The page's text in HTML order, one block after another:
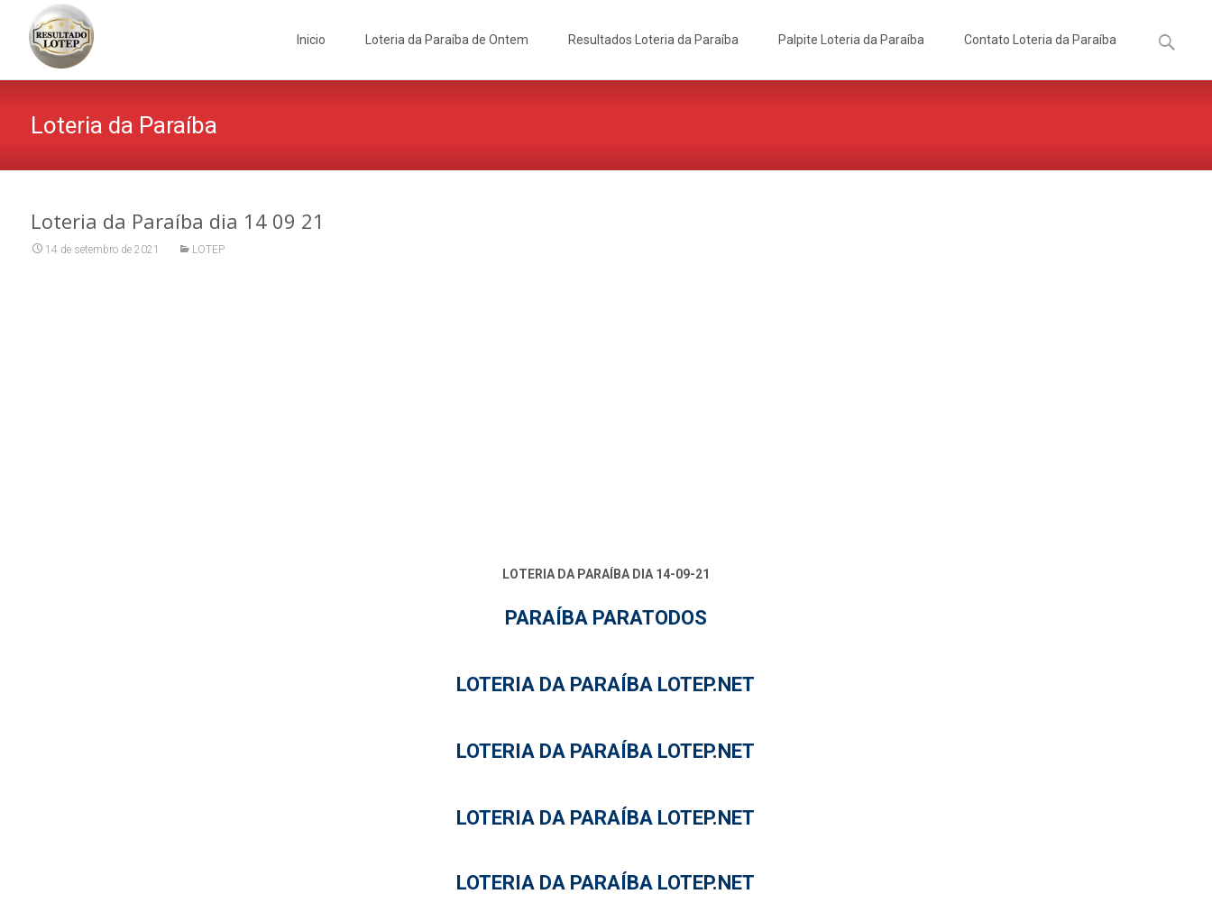
Inicio Loteria da Paraíba de Ontem Resultados Loteria da Paraíba Palpite Loteria da Paraíba Contato Loteria da Paraíba
por:
Loteria da Paraíba
Loteria da Paraíba dia 14 09 21
14 de setembro de 2021 LOTEP
LOTERIA DA PARAÍBA DIA 14-09-21
PARAÍBA PARATODOS
LOTERIA DA PARAÍBA LOTEP.NET
LOTERIA DA PARAÍBA LOTEP.NET
LOTERIA DA PARAÍBA LOTEP.NET
LOTERIA DA PARAÍBA LOTEP.NET